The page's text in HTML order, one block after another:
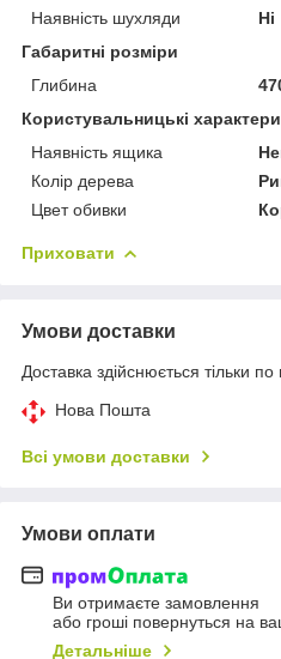
Наявність шухляди
Ні
Габаритні розміри
Глибина
Користувальницькі
Наявність ящика
Колір дерева
Цвет обивки
Приховати
Умови доставки
Доставка здійснюється тільки по
Нова Пошта
Всі умови доставки
Умови оплати
Ви отримаєте замовлення
або гроші повернуться на
Детальніше